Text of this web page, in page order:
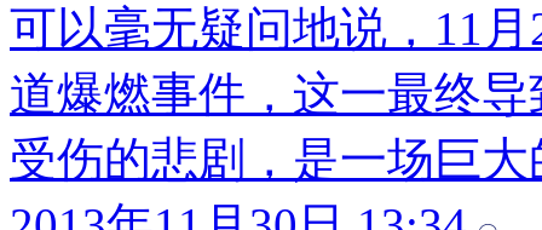
可以毫无疑问地说，11
道爆燃事件，这一最终
受伤的悲剧，是一场巨大